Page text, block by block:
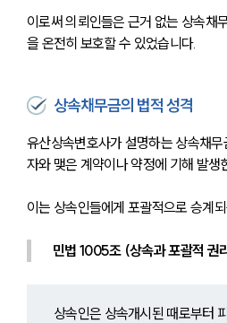
이로써 의뢰인들은 근거 없는 상속채
을 온전히 보호할 수 있었습니다.
상속채무금의 법적 성격
유산상속변호사가 설명하는 상속채
자와 맺은 계약이나 약정에 기해 발생
이는 상속인들에게 포괄적으로 승계
민법 1005조 (상속과 포괄적 권
상속인은 상속개시된 때로부터